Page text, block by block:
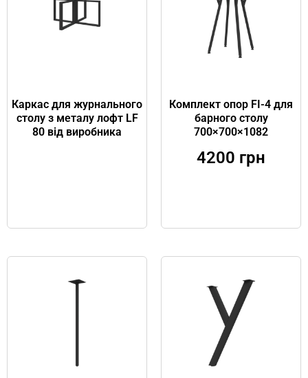
Каркас для журнального
столу з металу лофт LF
80 від виробника
Комплект опор FI-4 для
барного столу
700×700×1082
4200 грн